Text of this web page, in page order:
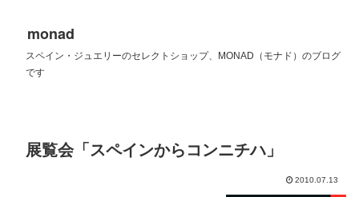
monad
スペイン・ジュエリーのセレクトショップ、MONAD（モナド）のブログ
です
展覧会「スペインからコンニチハ」
2010.07.13